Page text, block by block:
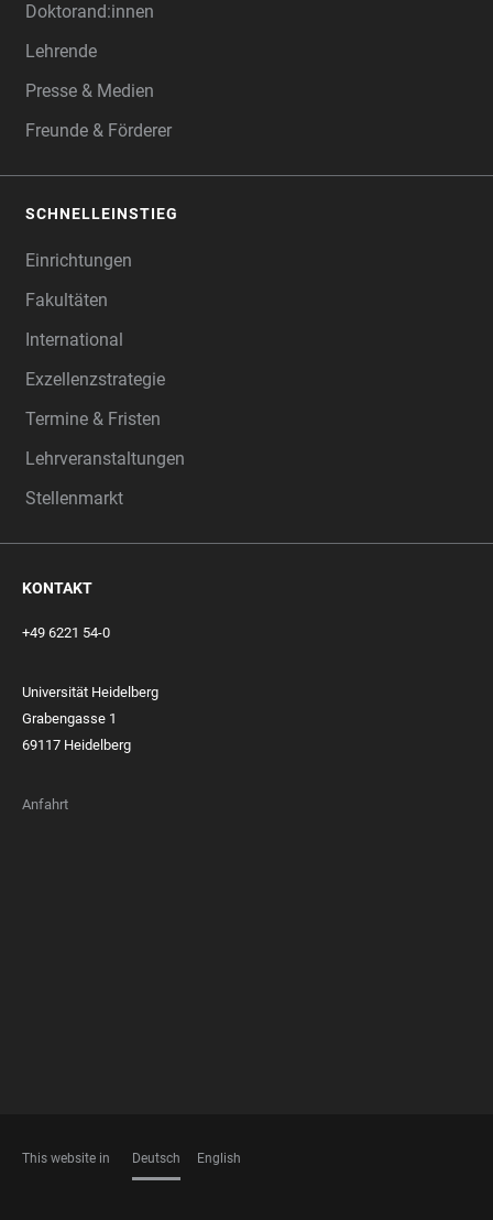
Doktorand:innen
Lehrende
Presse & Medien
Freunde & Förderer
SCHNELLEINSTIEG
Einrichtungen
Fakultäten
International
Exzellenzstrategie
Termine & Fristen
Lehrveranstaltungen
Stellenmarkt
KONTAKT
+49 6221 54-0
Universität Heidelberg
Grabengasse 1
69117 Heidelberg
Anfahrt
This website in Deutsch English